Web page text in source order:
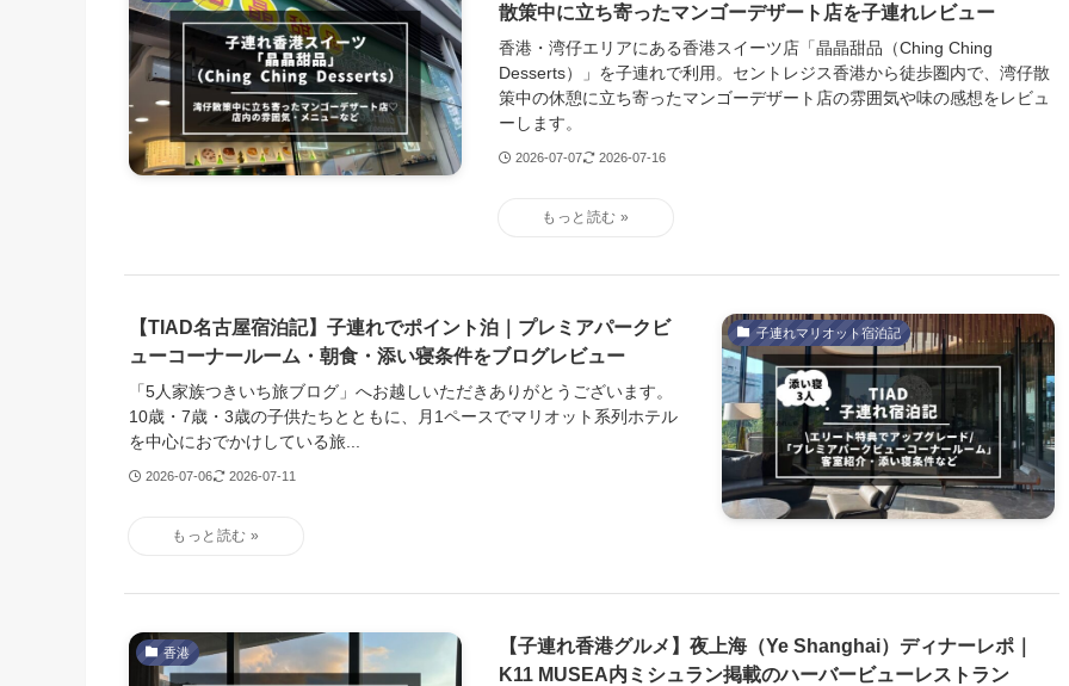
散策中に立ち寄ったマンゴーデザート店を子連れレビュー
香港・湾仔エリアにある香港スイーツ店「晶晶甜品（Ching Ching
Desserts）」を子連れで利用。セントレジス香港から徒歩圏内で、湾仔散
策中の休憩に立ち寄ったマンゴーデザート店の雰囲気や味の感想をレビュ
ーします。
2026-07-07 2026-07-16
子連れマリオット宿泊記
【TIAD名古屋宿泊記】子連れでポイント泊｜プレミアパークビ
ューコーナールーム・朝食・添い寝条件をブログレビュー
「5人家族つきいち旅ブログ」へお越しいただきありがとうございます。
10歳・7歳・3歳の子供たちとともに、月1ペースでマリオット系列ホテル
を中心におでかけしている旅...
2026-07-06 2026-07-11
香港
【子連れ香港グルメ】夜上海（Ye Shanghai）ディナーレポ｜
K11 MUSEA内ミシュラン掲載のハーバービューレストラン